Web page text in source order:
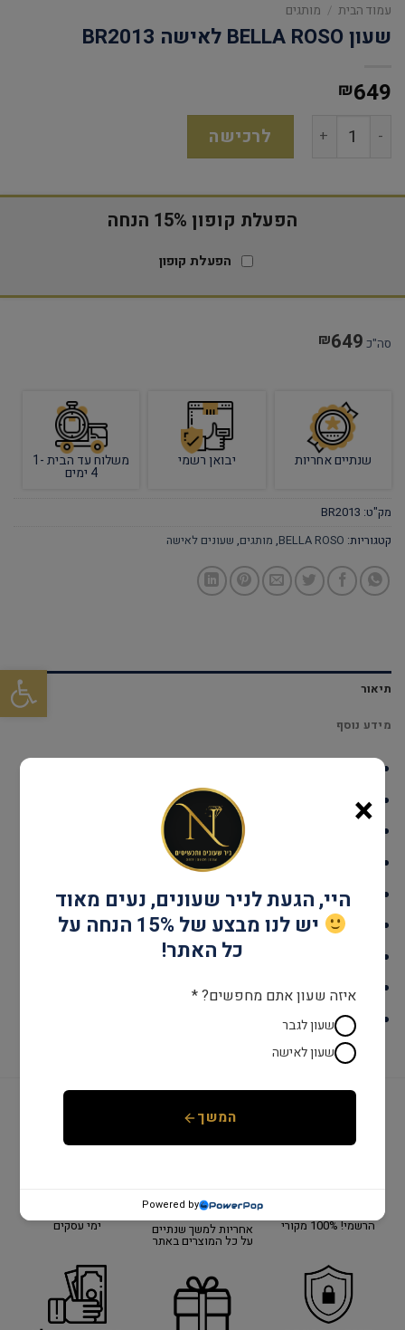
פתח
עמוד הבית / מותגים
שעון BELLA ROSO לאישה BR2013
₪649
לרכישה
הפעלת קופון 15% הנחה
הפעלת קופון
סה"כ ₪649
שנתיים אחריות יבואן רשמי משלוח עד הבית 1-
4 ימים
מק"ט: BR2013
קטגוריות: BELLA ROSO
, מותגים, שעונים לאישה
תיאור
מידע נוסף
עמידות במים: עד 30 מטר
קוטר: 34 מ"מ
מנגנון: קוורץ
צבע: כסוף & זהב
לוח : אפור
הרשמי! 100% מקורי
יבואן רשמי על כל
האתר!
אחריות למשך שנתיים
על כל המוצרים באתר
ימי עסקים
×
היי, הגעת לניר שעונים, נעים מאוד
יש לנו מבצע של 15% הנחה על
כל האתר!
איזה שעון אתם מחפשים? *
שעון לגבר
שעון לאישה
המשך
Powered by